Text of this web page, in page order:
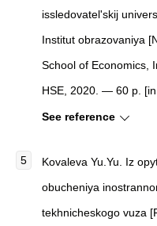
issledovatel'skij
Institut obrazovaniya
School of Economics,
HSE, 2020. — 60 p.
See reference
Kovaleva Yu.Yu. Iz
obucheniya
tekhnicheskogo vuza